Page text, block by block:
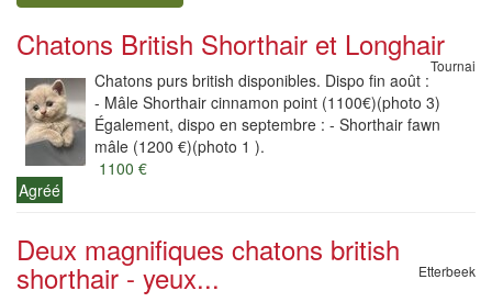
Chatons British Shorthair et Longhair
Tournai
Chatons purs british disponibles. Dispo fin août :
- Mâle Shorthair cinnamon point (1100€)(photo 3)
Également, dispo en septembre : - Shorthair fawn
mâle (1200 €)(photo 1 ).
1100 €
Agréé
Deux magnifiques chatons british
shorthair - yeux... Etterbeek